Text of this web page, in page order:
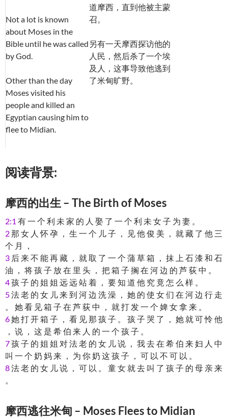
Not a lot is known
about Moses in the
Bible until he was called
by God.
Other than the day
Moses visited his
people and killed an
Egyptian causing him to
flee to Midian.
道摩西，直到他被主蒙
召。
另有一天摩西探访他的
人民，然后杀了一个埃
及人，这事导致他逃到
了米甸旷野。
阅读背景:
摩西的出生 – The Birth of Moses
2:1 有 一 个 利 未 家 的 人 娶 了 一 个 利 未 女 子 为 妻 。
2那 女 人 怀 孕 ， 生 一 个 儿 子 ， 见 他 俊 美 ， 就 藏 了 他 三
个 月 ，
3 后 来 不 能 再 藏 ， 就 取 了 一 个 蒲 草 箱 ， 抹 上 石 漆 和 石
油 ， 将 孩 子 放 在 里 头 ， 把 箱 子 搁 在 河 边 的 芦 荻 中 。
4孩 子 的 姐 姐 远 远 站 着 ， 要 知 道 他 究 竟 怎 么 样 。
5法 老 的 女 儿 来 到 河 边 洗 澡 ， 她 的 使 女 们 在 河 边 行 走
。 她 看 见 箱 子 在 芦 荻 中 ， 就 打 发 一 个 婢 女 拿 来 。
6她 打 开 箱 子 ， 看 见 那 孩 子 。 孩 子 哭 了 ， 她 就 可 怜 他
， 说 ， 这 是 希 伯 来 人 的 一 个 孩 子 。
7孩 子 的 姐 姐 对 法 老 的 女 儿 说 ， 我 去 在 希 伯 来 妇 人 中
叫 一 个 奶 妈 来 ， 为 你 奶 这 孩 子 ， 可 以 不 可 以 。
8法 老 的 女 儿 说 ， 可 以 。 童 女 就 去 叫 了 孩 子 的 母 亲 来
。
摩西逃往米甸 – Moses Flees to Midian